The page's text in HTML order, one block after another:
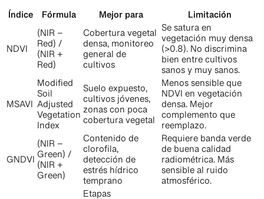
Índice Fórmula Mejor para Limitación
NDVI
(NIR −
Red) /
(NIR +
Red)
Cobertura vegetal
densa, monitoreo
general de
cultivos
Se satura en
vegetación muy densa
(>0.8). No discrimina
bien entre cultivos
sanos y muy sanos.
MSAVI
Modified
Soil
Adjusted
Vegetation
Index
Suelo expuesto,
cultivos jóvenes,
zonas con poca
cobertura vegetal
Menos sensible que
NDVI en vegetación
densa. Mejor
complemento que
reemplazo.
GNDVI
(NIR −
Green) /
(NIR +
Green)
Contenido de
clorofila,
detección de
estrés hídrico
temprano
Requiere banda verde
de buena calidad
radiométrica. Más
sensible al ruido
atmosférico.
Etapas